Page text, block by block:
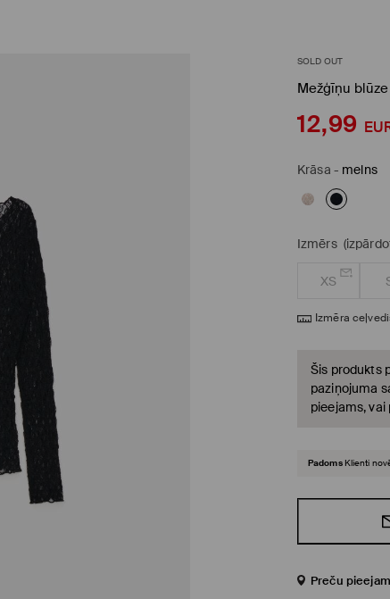
SOLD OUT
Mežģīņu blūze
12,99
Krāsa - melns
Izmērs
XS
Izmēra
Šis produkts
paziņojuma
pieejams,
Padoms Klienti
Preču